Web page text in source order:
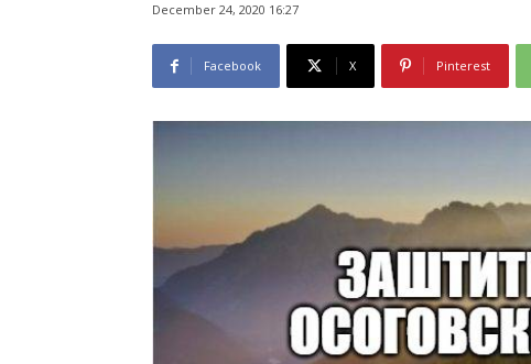
December 24, 2020 16:27
Facebook X Pinterest